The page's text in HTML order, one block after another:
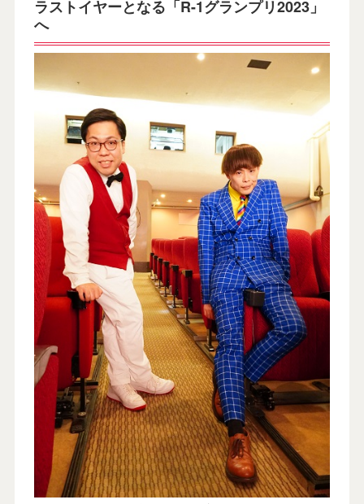
ラストイヤーとなる「R-1グランプリ2023」
へ